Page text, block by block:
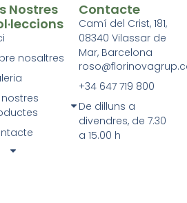
Nostres
nosaltres
nostres
Contacte
Camí del Crist, 181,
08340 Vilassar de
Mar, Barcelona
+34 647 719 800
De dilluns a
divendres, de 7.30
a 15.00 h